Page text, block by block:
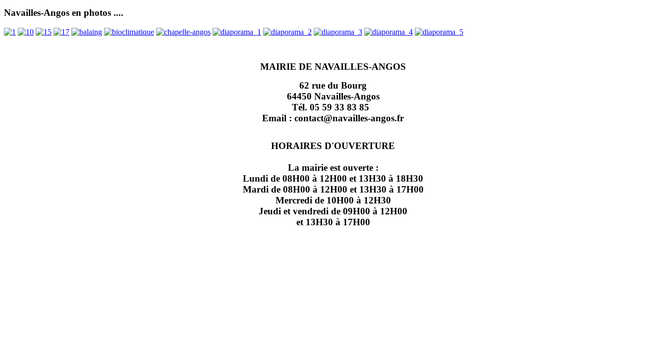
Navailles-Angos en photos ....
MAIRIE DE NAVAILLES-ANGOS
62 rue du Bourg
64450 Navailles-Angos
Tél. 05 59 33 83 85
Email : contact@navailles-angos.fr
HORAIRES D'OUVERTURE
La mairie est ouverte :
Lundi de 08H00 à 12H00 et 13H30 à 18H30
Mardi de 08H00 à 12H00 et 13H30 à 17H00
Mercredi de 10H00 à 12H30
Jeudi et vendredi de 09H00 à 12H00
et 13H30 à 17H00